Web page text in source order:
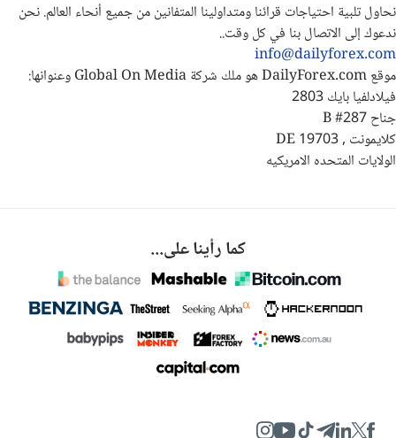
نحاول تلبية احتياجات قرائنا ومتداولينا المتفانين من جميع أنحاء العالم. نحن
ندعوك إلى الاتصال بنا في كل وقت..
info@dailyforex.com
موقع DailyForex.com هو ملك شركة Global On Media وعنوانها:
فيلادلفيا بايك 2803
جناح B #287
كلايمونت , DE 19703
الولايات المتحده الامريكيه
كما رأينا على...